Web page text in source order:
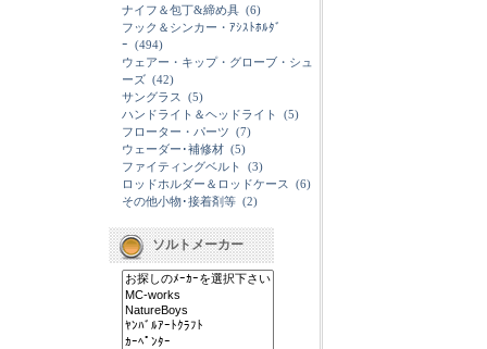
ナイフ＆包丁&締め具 (6)
フック＆シンカー・ｱｼｽﾄﾎﾙﾀﾞ
ｰ (494)
ウェアー・キップ・グローブ・シュ
ーズ (42)
サングラス
(5)
ハンドライト＆ヘッドライト
(5)
フローター・パーツ (7)
ウェーダー･補修材 (5)
ファイティングベルト
(3)
ロッドホルダー＆ロッドケース
(6)
その他小物･接着剤等 (2)
ソルトメーカー